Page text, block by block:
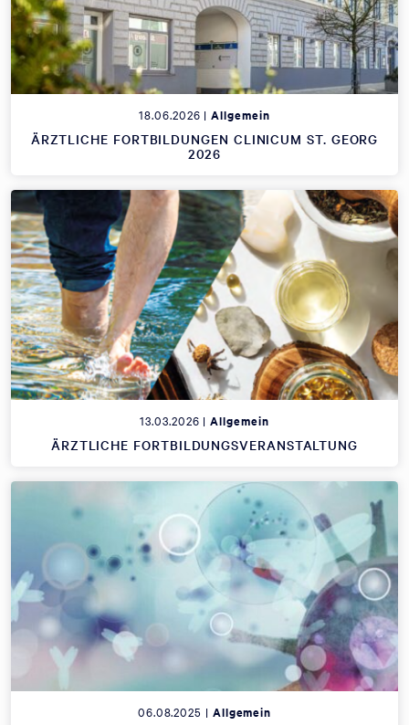
18.06.2026 |Allgemein
ÄRZTLICHE FORTBILDUNGEN CLINICUM ST. GEORG
2026
13.03.2026 |Allgemein
ÄRZTLICHE FORTBILDUNGSVERANSTALTUNG
06.08.2025 | Allgemein